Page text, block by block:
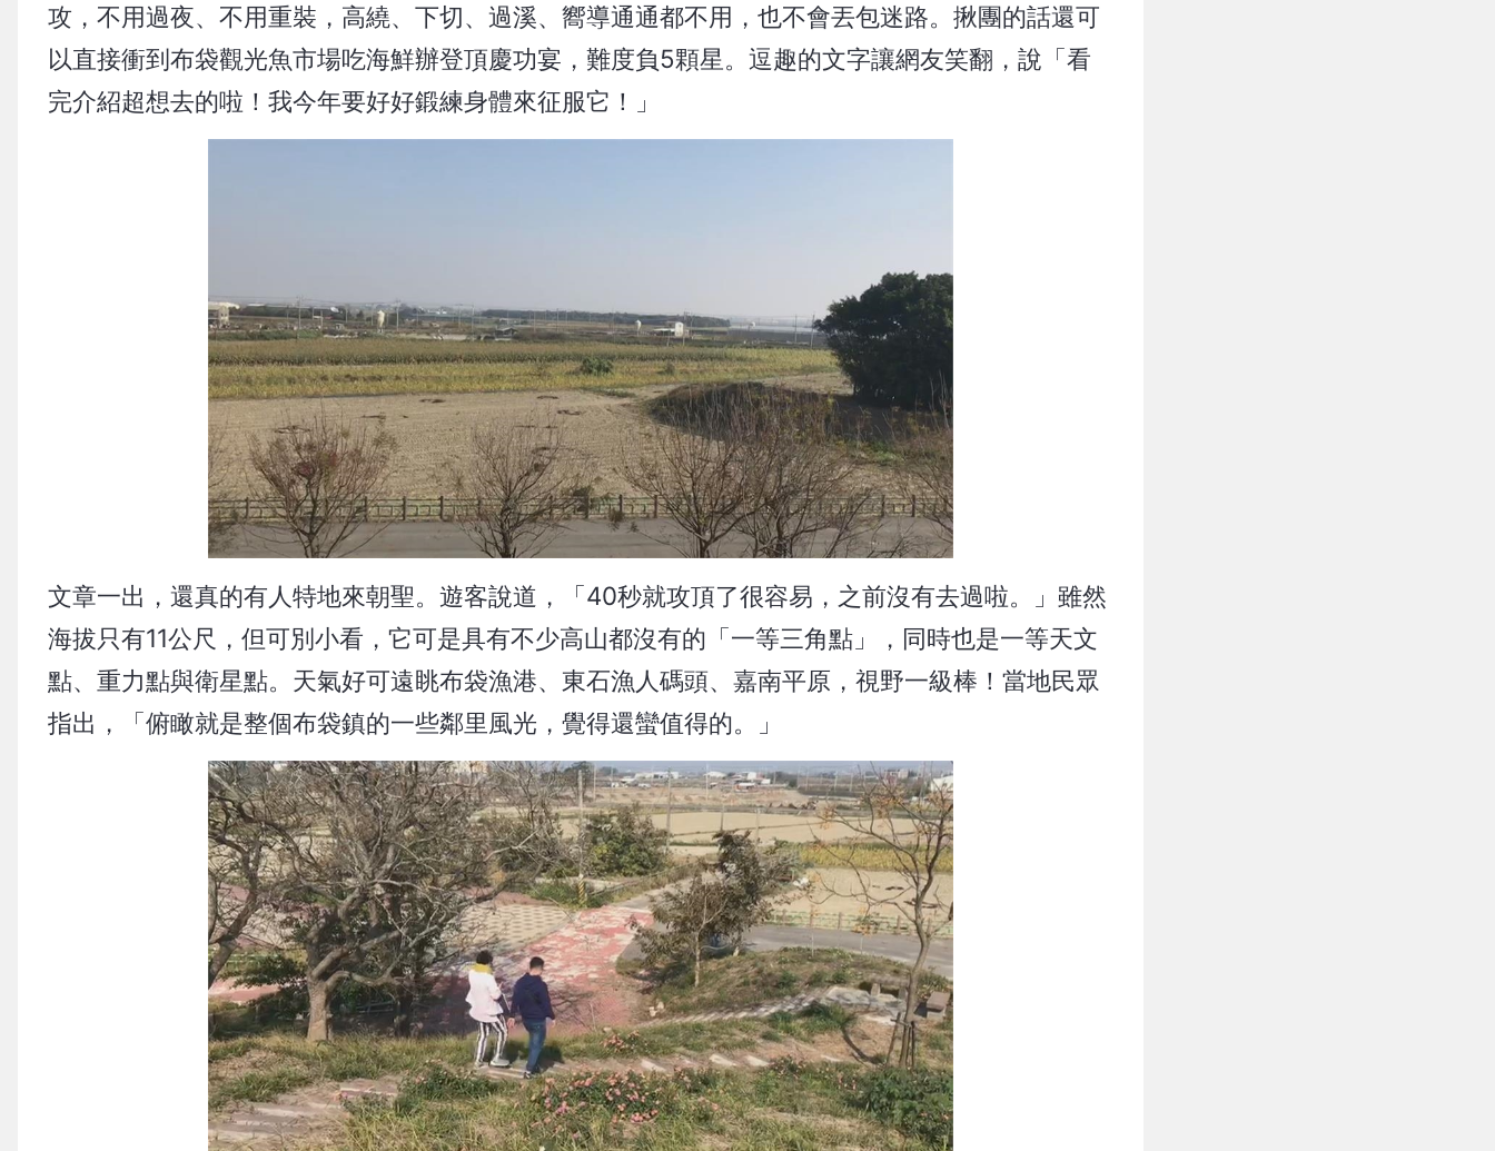
攻，不用過夜、不用重裝，高繞、下切、過溪、嚮導通通都不用，也不會丟包迷路。揪團的話還可
以直接衝到布袋觀光魚市場吃海鮮辦登頂慶功宴，難度負5顆星。逗趣的文字讓網友笑翻，說「看
完介紹超想去的啦！我今年要好好鍛練身體來征服它！」
文章一出，還真的有人特地來朝聖。遊客說道，「40秒就攻頂了很容易，之前沒有去過啦。」雖然
海拔只有11公尺，但可別小看，它可是具有不少高山都沒有的「一等三角點」，同時也是一等天文
點、重力點與衛星點。天氣好可遠眺布袋漁港、東石漁人碼頭、嘉南平原，視野一級棒！當地民眾
指出，「俯瞰就是整個布袋鎮的一些鄰里風光，覺得還蠻值得的。」